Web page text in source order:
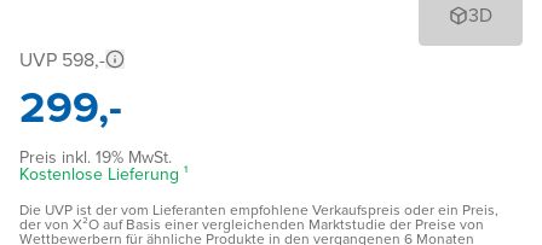
3D
UVP 598,-
299,-
Preis inkl. 19% MwSt.
Kostenlose Lieferung ¹
Die UVP ist der vom Lieferanten empfohlene Verkaufspreis oder ein Preis,
der von X²O auf Basis einer vergleichenden Marktstudie der Preise von
Wettbewerbern für ähnliche Produkte in den vergangenen 6 Monaten